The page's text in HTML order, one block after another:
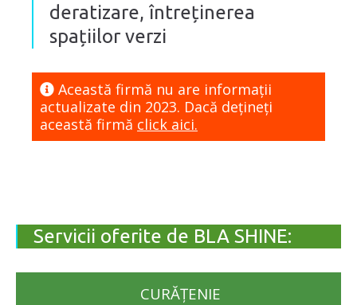
deratizare, întreținerea
spațiilor verzi
Această firmă nu are informaţii
actualizate din 2023. Dacă dețineți
această firmă click aici.
Servicii oferite de BLA SHINE:
CURĂȚENIE